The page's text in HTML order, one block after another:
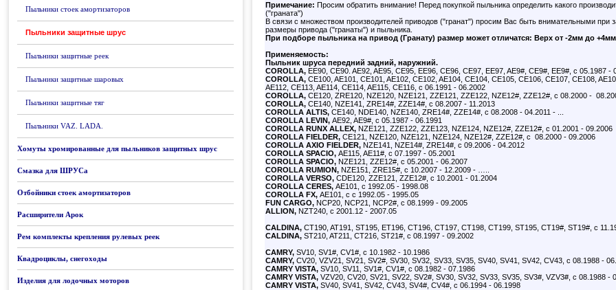
Пыльники стоек амортизаторов
Пыльники защитные шрус
Пыльники защитные реек
Пыльники защитные шаровых
Пыльники защитные тяг
Пыльники VAZ. LADA.
Хомуты хромированные для пыльников защитных шрус
Смазка для ШРУСа
Отбойники стоек амортизаторов
Расширители Арок
Рем комплекты крепления рулевых реек
Квадроциклы, снегоходы
Изделия для лодочных моторов
Примечание: Просим обратить внимание! Перед покупкой пыльника определить какого
("граната")
В связи с множеством производителей приводов ("гранат") просим Вас быть внимательными при
размеры привода ("гранаты") и пыльника.
При подборе пыльника на привод (Гранату) размер может отличатся: Верх от -2мм до
Применяемость:
Пыльник шруса передний задний, наружний.
COROLLA, EE90, CE90. AE92, AE95, CE95, EE96, CE96, CE97, EE97, AE9#, CE9#, EE9#, с 05.1987 -
COROLLA, CE100, AE101, CE101, AE102, CE102, AE104, CE104, CE105, CE106, CE107, CE108,
AE112, CE113, AE114, CE114, AE115, CE116, с 06.1991 - 06.2002
COROLLA, CE120, ZRE120, NZE120, NZE121, ZZE121, ZZE122, NZE12#, ZZE12#, с 08.2000 -
COROLLA, CE140, NZE141, ZRE14#, ZZE14#, с 08.2007 - 11.2013
COROLLA ALTIS, CE140, NDE140, NZE140, ZRE14#, ZZE14#, с 08.2008 - 04.2011 - ...
COROLLA LEVIN, AE92, AE9#, с 05.1987 - 06.1991
COROLLA RUNX ALLEX, NZE121, ZZE122, ZZE123, NZE124, NZE12#, ZZE12#, с 01.2001 - 09.2006
COROLLA FIELDER, CE121, NZE120, NZE121, NZE124, NZE12#, ZZE12#, с 08.2000 - 09.2006
COROLLA AXIO FIELDER, NZE141, NZE14#, ZRE14#, с 09.2006 - 04.2012
COROLLA SPACIO, AE115, AE11#, с 07.1997 - 05.2001
COROLLA SPACIO, NZE121, ZZE12#, с 05.2001 - 06.2007
COROLLA RUMION, NZE151, ZRE15#, с 10.2007 - 12.2009 - …..
COROLLA VERSO, CDE120, ZZE121, ZZE12#, с 10.2001 - 01.2004
COROLLA CERES, AE101, с 1992.05 - 1998.08
COROLLA FX, AE101, с с 1992.05 - 1995.05
FUN CARGO, NCP20, NCP21, NCP2#, с 08.1999 - 09.2005
ALLION, NZT240, с 2001.12 - 2007.05
CALDINA, CT190, AT191, ST195, ET196, CT196, CT197, CT198, CT199, ST195, CT19#, ST19#, с
CALDINA, ST210, AT211, CT216, ST21#, с 08.1997 - 09.2002
CAMRY, SV10, SV1#, CV1#, с 10.1982 - 10.1986
CAMRY, CV20, VZV21, SV21, SV2#, SV30, SV32, SV33, SV35, SV40, SV41, SV42, CV43, с 08.1988 -
CAMRY VISTA, SV10, SV11, SV1#, CV1#, с 08.1982 - 07.1986
CAMRY VISTA, VZV20, CV20, SV21, SV22, SV2#, SV30, SV32, SV33, SV35, SV3#, VZV3#, с 08.1988 -
CAMRY VISTA, SV40, SV41, SV42, CV43, SV4#, CV4#, с 06.1994 - 06.1998